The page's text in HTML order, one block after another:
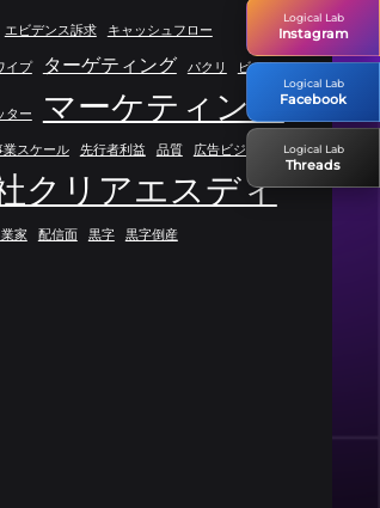
Logical Lab
Instagram
Logical Lab
Facebook
Logical Lab
Threads
エビデンス訴求 キャッシュフロー
イプ ターゲティング パクリ ビジネス
ター マーケティング
業スケール 先行者利益 品質 広告ビジネス
クリアエスディ
家 配信面 黒字 黒字倒産